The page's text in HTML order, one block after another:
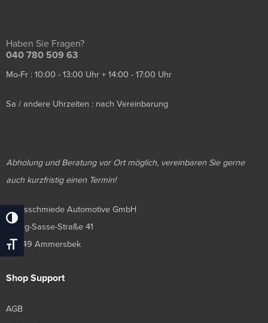
Umschalten Auf Hohe Kontraste
Schrift Vergrößern
Haben Sie Fragen?
040 780 509 63
Mo-Fr : 10:00 - 13:00 Uhr + 14:00 - 17:00 Uhr
Sa / andere Uhrzeiten : nach Vereinbarung
Abholung und Beratung vor Ort möglich, vereinbaren Sie gerne
auch kurzfristig einen Termin!
Luxusschmiede Automotive GmbH
Georg-Sasse-Straße 41
22949 Ammersbek
Shop Support
AGB